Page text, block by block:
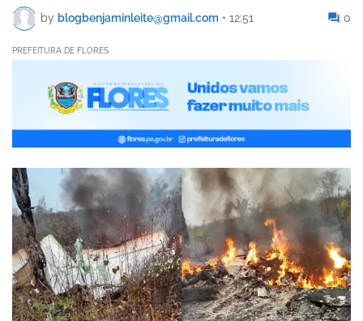
by blogbenjaminleite@gmail.com • 12:51 0
PREFEITURA DE FLORES